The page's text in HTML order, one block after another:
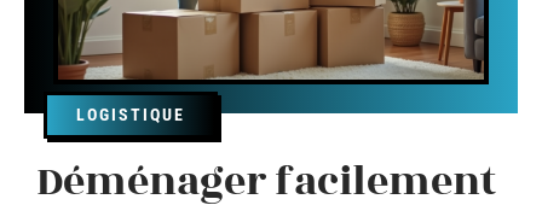
LOGISTIQUE
Déménager facilement